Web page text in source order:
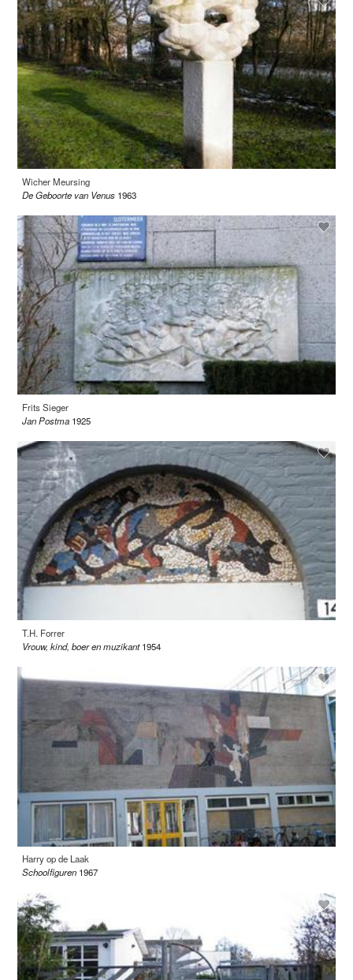
Wicher Meursing
De Geboorte van Venus 1963
Frits Sieger
Jan Postma 1925
T.H. Forrer
Vrouw, kind, boer en muzikant 1954
Harry op de Laak
Schoolfiguren 1967